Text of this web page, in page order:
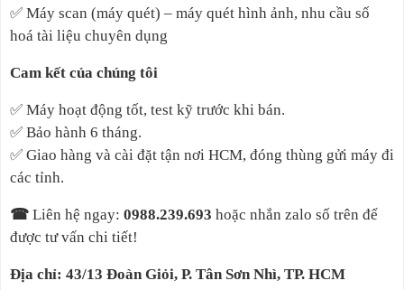
✅ Máy scan (máy quét) – máy quét hình ảnh, nhu cầu số
hoá tài liệu chuyên dụng
Cam kết của chúng tôi
✅ Máy hoạt động tốt, test kỹ trước khi bán.
✅ Bảo hành 6 tháng.
✅ Giao hàng và cài đặt tận nơi HCM, đóng thùng gửi máy đi
các tỉnh.
☎ Liên hệ ngay: 0988.239.693 hoặc nhắn zalo số trên để
được tư vấn chi tiết!
Địa chỉ: 43/13 Đoàn Giỏi, P. Tân Sơn Nhì, TP. HCM